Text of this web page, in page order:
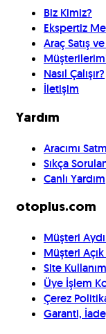
Biz Kimiz?
Ekspertiz
Araç Satış
Nasıl Çalışır?
İletişim
Yardım
Aracımı
Sıkça
Canlı Yardım
otoplus.com
Müşteri
Müşteri
Site
Üye İşlem
Çerez
Garanti,